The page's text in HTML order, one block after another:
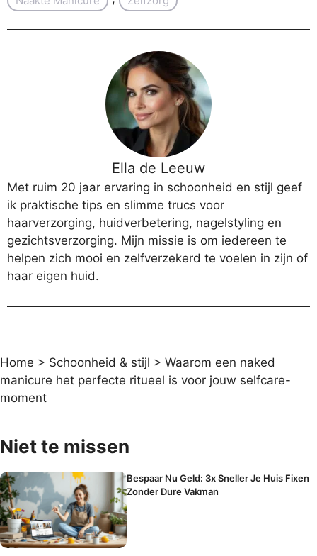
Ella de Leeuw
Met ruim 20 jaar ervaring in schoonheid en stijl geef
ik praktische tips en slimme trucs voor
haarverzorging, huidverbetering, nagelstyling en
gezichtsverzorging. Mijn missie is om iedereen te
helpen zich mooi en zelfverzekerd te voelen in zijn of
haar eigen huid.
Home > Schoonheid & stijl > Waarom een naked
manicure het perfecte ritueel is voor jouw selfcare-
moment
Niet te missen
Bespaar Nu Geld: 3x Sneller Je Huis Fixen
Zonder Dure Vakman